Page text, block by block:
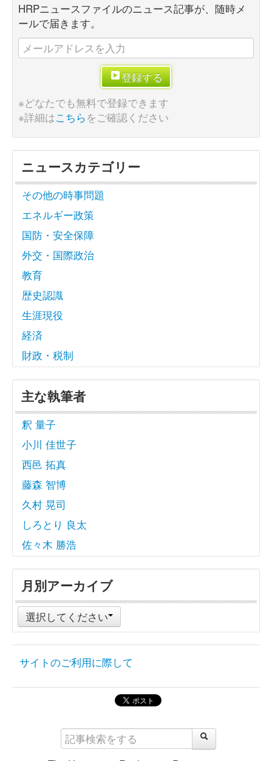
HRPニュースファイルのニュース記事が、随時メ
ールで届きます。
登録する
※どなたでも無料で登録できます
※詳細はこちらをご確認ください
ニュースカテゴリー
その他の時事問題
エネルギー政策
国防・安全保障
外交・国際政治
教育
歴史認識
生涯現役
経済
財政・税制
主な執筆者
釈 量子
小川 佳世子
西邑 拓真
藤森 智博
久村 晃司
しろとり 良太
佐々木 勝浩
月別アーカイブ
選択してください
サイトのご利用に際して